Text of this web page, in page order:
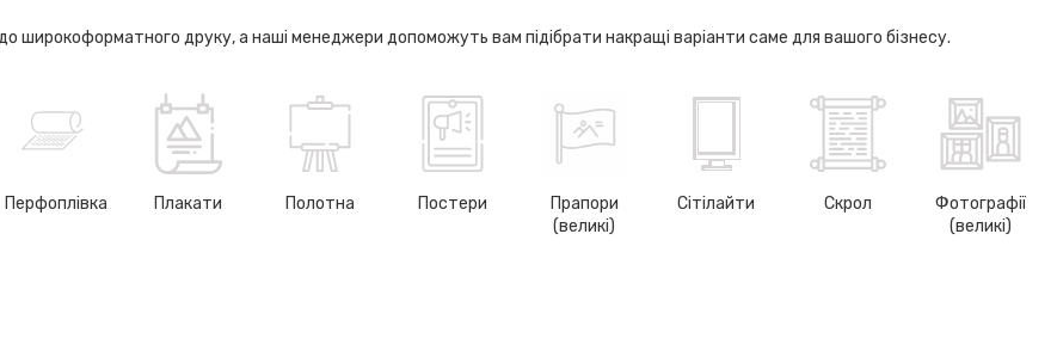
друку, а наші менеджери допоможуть вам підібрати накращі варіанти саме для вашого бізнесу.
Перфоплівка Плакати Полотна Постери
Прапори
(великі)
Сітілайти Скрол
Фотографії
(великі)